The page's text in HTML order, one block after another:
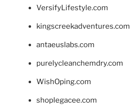
VersifyLifestyle.com
kingscreekadventures.com
antaeuslabs.com
purelycleanchemdry.com
WishOping.com
shoplegacee.com